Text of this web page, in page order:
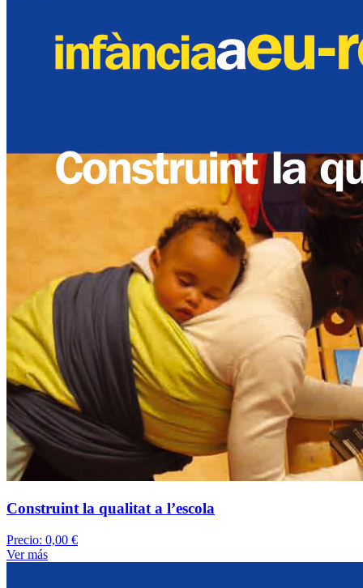
Construint la qualitat a l’escola
Precio: 0,00 €
Ver más